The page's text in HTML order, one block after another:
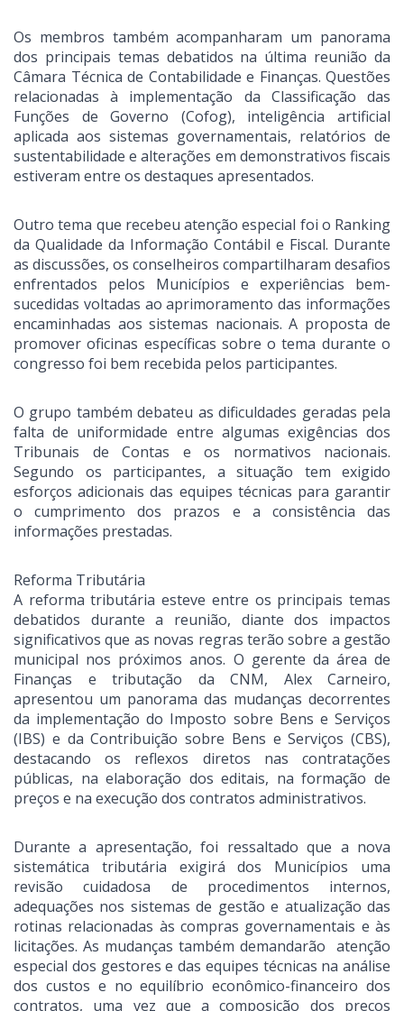
Os membros também acompanharam um panorama
dos principais temas debatidos na última reunião da
Câmara Técnica de Contabilidade e Finanças. Questões
relacionadas à implementação da Classificação das
Funções de Governo (Cofog), inteligência artificial
aplicada aos sistemas governamentais, relatórios de
sustentabilidade e alterações em demonstrativos fiscais
estiveram entre os destaques apresentados.
Outro tema que recebeu atenção especial foi o Ranking
da Qualidade da Informação Contábil e Fiscal. Durante
as discussões, os conselheiros compartilharam desafios
enfrentados pelos Municípios e experiências bem-
sucedidas voltadas ao aprimoramento das informações
encaminhadas aos sistemas nacionais. A proposta de
promover oficinas específicas sobre o tema durante o
congresso foi bem recebida pelos participantes.
O grupo também debateu as dificuldades geradas pela
falta de uniformidade entre algumas exigências dos
Tribunais de Contas e os normativos nacionais.
Segundo os participantes, a situação tem exigido
esforços adicionais das equipes técnicas para garantir
o cumprimento dos prazos e a consistência das
informações prestadas.
Reforma Tributária
A reforma tributária esteve entre os principais temas
debatidos durante a reunião, diante dos impactos
significativos que as novas regras terão sobre a gestão
municipal nos próximos anos. O gerente da área de
Finanças e tributação da CNM, Alex Carneiro,
apresentou um panorama das mudanças decorrentes
da implementação do Imposto sobre Bens e Serviços
(IBS) e da Contribuição sobre Bens e Serviços (CBS),
destacando os reflexos diretos nas contratações
públicas, na elaboração dos editais, na formação de
preços e na execução dos contratos administrativos.
Durante a apresentação, foi ressaltado que a nova
sistemática tributária exigirá dos Municípios uma
revisão cuidadosa de procedimentos internos,
adequações nos sistemas de gestão e atualização das
rotinas relacionadas às compras governamentais e às
licitações. As mudanças também demandarão atenção
especial dos gestores e das equipes técnicas na análise
dos custos e no equilíbrio econômico-financeiro dos
contratos, uma vez que a composição dos preços